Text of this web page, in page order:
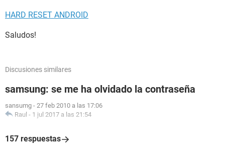
HARD RESET ANDROID
Saludos!
Discusiones similares
samsung: se me ha olvidado la contraseña
sansumg - 27 feb 2010 a las 17:06
Raul - 1 jul 2017 a las 21:54
157 respuestas